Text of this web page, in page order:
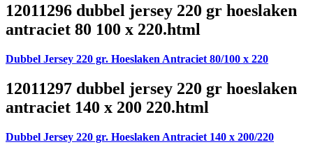
12011296 dubbel jersey 220 gr hoeslaken
antraciet 80 100 x 220.html
Dubbel Jersey 220 gr. Hoeslaken Antraciet 80/100 x 220
12011297 dubbel jersey 220 gr hoeslaken
antraciet 140 x 200 220.html
Dubbel Jersey 220 gr. Hoeslaken Antraciet 140 x 200/220